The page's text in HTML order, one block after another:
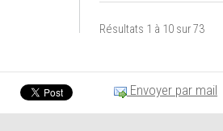
Résultats 1 à 10 sur 73
Envoyer par mail